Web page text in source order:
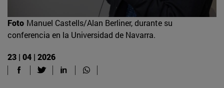
Foto Manuel Castells/Alan Berliner, durante su
conferencia en la Universidad de Navarra.
23 | 04 | 2026